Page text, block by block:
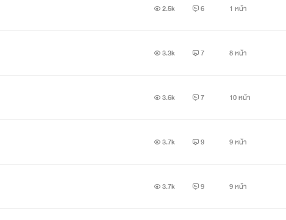
2.5k 6 1 หน้า
3.3k 7 8 หน้า
3.6k 7 10 หน้า
3.7k 9 9 หน้า
3.7k 9 9 หน้า